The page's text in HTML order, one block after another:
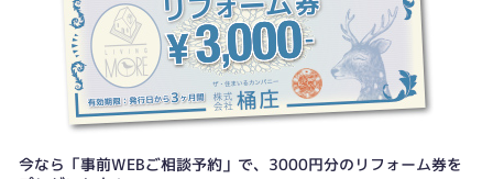
今なら「事前WEBご相談予約」で、3000円分のリフォーム券を